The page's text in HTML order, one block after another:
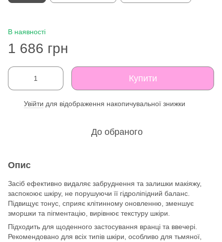
В наявності
1 686 грн
Купити
Увійти для відображення накопичувальної знижки
До обраного
Опис
Засіб ефективно видаляє забруднення та залишки макіяжу,
заспокоює шкіру, не порушуючи її гідроліпідний баланс.
Підвищує тонус, сприяє клітинному оновленню, зменшує
зморшки та пігментацію, вирівнює текстуру шкіри.
Підходить для щоденного застосування вранці та ввечері.
Рекомендовано для всіх типів шкіри, особливо для тьмяної,